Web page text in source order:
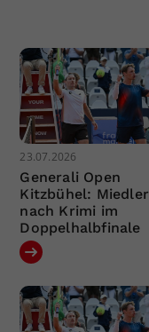
23.07.2026
Generali Open
Kitzbühel: Miedler
nach Krimi im
Doppelhalbfinale